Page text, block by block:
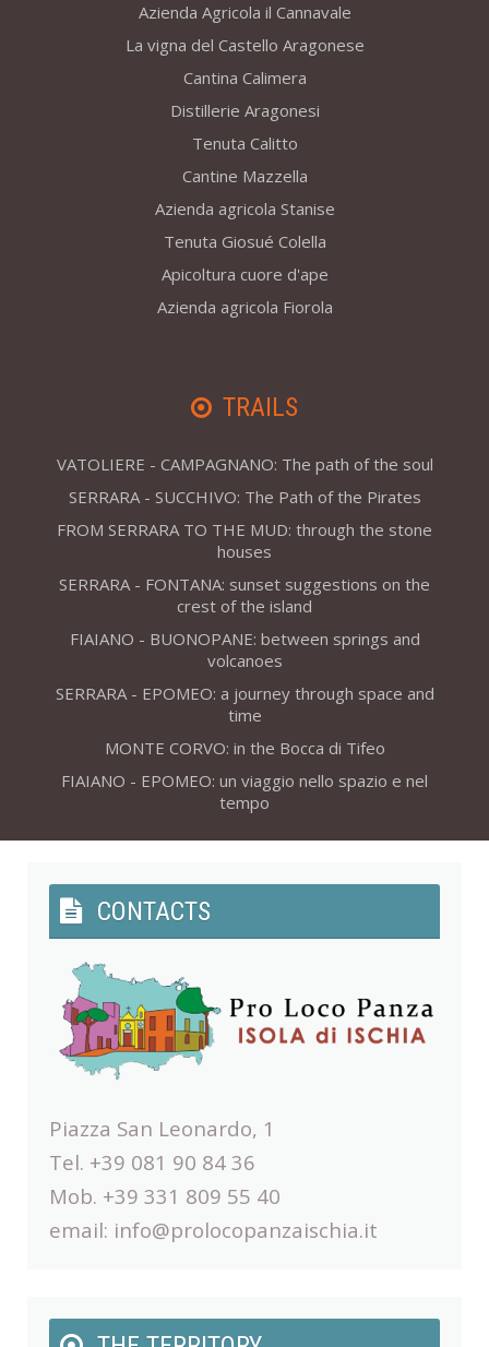
Azienda Agricola il Cannavale
La vigna del Castello Aragonese
Cantina Calimera
Distillerie Aragonesi
Tenuta Calitto
Cantine Mazzella
Azienda agricola Stanise
Tenuta Giosué Colella
Apicoltura cuore d'ape
Azienda agricola Fiorola
TRAILS
VATOLIERE - CAMPAGNANO: The path of the soul
SERRARA - SUCCHIVO: The Path of the Pirates
FROM SERRARA TO THE MUD: through the stone
houses
SERRARA - FONTANA: sunset suggestions on the
crest of the island
FIAIANO - BUONOPANE: between springs and
volcanoes
SERRARA - EPOMEO: a journey through space and
time
MONTE CORVO: in the Bocca di Tifeo
FIAIANO - EPOMEO: un viaggio nello spazio e nel
tempo
CONTACTS
Piazza San Leonardo, 1
Tel. +39 081 90 84 36
Mob. +39 331 809 55 40
email: info@prolocopanzaischia.it